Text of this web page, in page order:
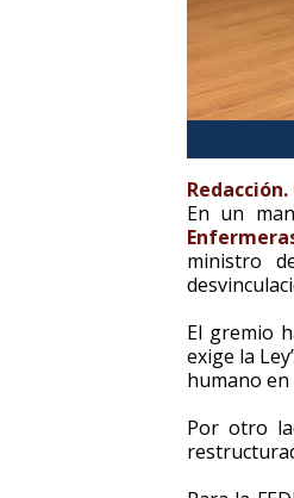
En un
ministro
El gremio
exige la
humano en
Por otro